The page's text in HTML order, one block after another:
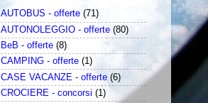
AUTOBUS - offerte (71)
AUTONOLEGGIO - offerte (80)
BeB - offerte (8)
CAMPING - offerte (1)
CASE VACANZE - offerte (6)
CROCIERE - concorsi (1)